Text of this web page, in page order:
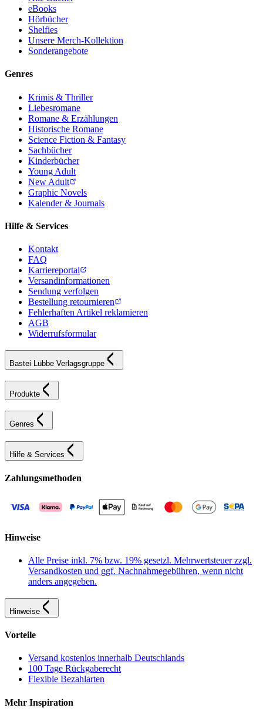
eBooks
Hörbücher
Shelfies
Unsere Merch-Kollektion
Sonderangebote
Genres
Krimis & Thriller
Liebesromane
Romane & Erzählungen
Historische Romane
Science Fiction & Fantasy
Sachbücher
Kinderbücher
Young Adult
New Adult
Graphic Novels
Kalender & Journals
Hilfe & Services
Kontakt
FAQ
Karriereportal
Versandinformationen
Sendung verfolgen
Bestellung retournieren
Fehlerhaften Artikel reklamieren
AGB
Widerrufsformular
Bastei Lübbe Verlagsgruppe
Produkte
Genres
Hilfe & Services
Zahlungsmethoden
Hinweise
Alle Preise inkl. 7% bzw. 19% gesetzl. Mehrwertsteuer zzgl.
Versandkosten und ggf. Nachnahmegebühren, wenn nicht
anders angegeben.
Hinweise
Vorteile
Versand kostenlos innerhalb Deutschlands
100 Tage Rückgaberecht
Flexible Bezahlarten
Mehr Inspiration